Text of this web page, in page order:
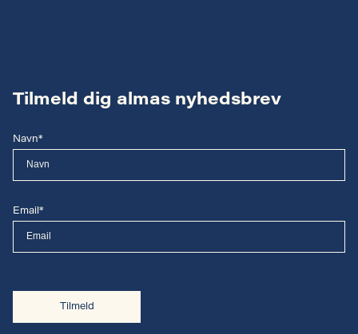
Tilmeld dig almas nyhedsbrev
Navn*
Email*
Tilmeld